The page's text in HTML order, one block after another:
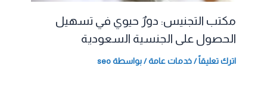
مكتب التجنيس: دورٌ حيوي في تسهيل
الحصول على الجنسية السعودية
اترك تعليقاً /خدمات عامة/ بواسطة seo